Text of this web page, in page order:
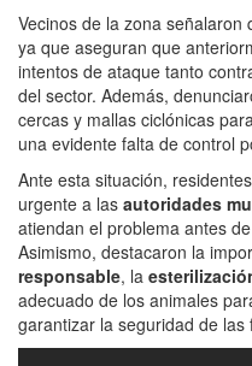
Vecinos de la zona
ya que aseguran que
intentos de ataque tanto
del sector. Además,
cercas y mallas ciclónicas
una evidente falta de control
Ante esta situación,
urgente a las autoridades
atiendan el problema antes
Asimismo, destacaron la
responsable, la
adecuado de los animales
garantizar la seguridad de